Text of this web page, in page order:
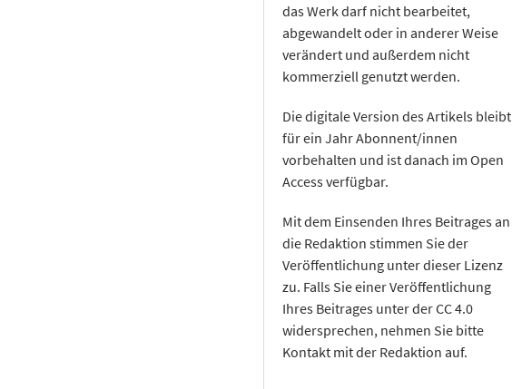
das Werk darf nicht bearbeitet,
abgewandelt oder in anderer Weise
verändert und außerdem nicht
kommerziell genutzt werden.
Die digitale Version des Artikels bleibt
für ein Jahr Abonnent/innen
vorbehalten und ist danach im Open
Access verfügbar.
Mit dem Einsenden Ihres Beitrages an
die Redaktion stimmen Sie der
Veröffentlichung unter dieser Lizenz
zu. Falls Sie einer Veröffentlichung
Ihres Beitrages unter der CC 4.0
widersprechen, nehmen Sie bitte
Kontakt mit der Redaktion auf.